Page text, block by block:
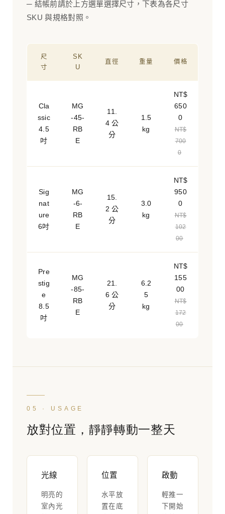
─ 結帳前請於上方選單選擇尺寸，下表為各尺寸
SKU 與規格對照。
尺
寸
SK
U
直徑 重量 價格
Cla
ssic
4.5
吋
MG
-45-
RB
E
11.
4 公
分
1.5
kg
NT$
650
0
NT$
700
0
Sig
nat
ure
6吋
MG
-6-
RB
E
15.
2 公
分
3.0
kg
NT$
950
0
NT$
102
00
Pre
stig
e
8.5
吋
MG
-85-
RB
E
21.
6 公
分
6.2
5
kg
NT$
155
00
NT$
172
00
05 · USAGE
放對位置，靜靜轉動一整天
光線
明亮的
室內光
位置
水平放
置在底
啟動
輕推一
下開始